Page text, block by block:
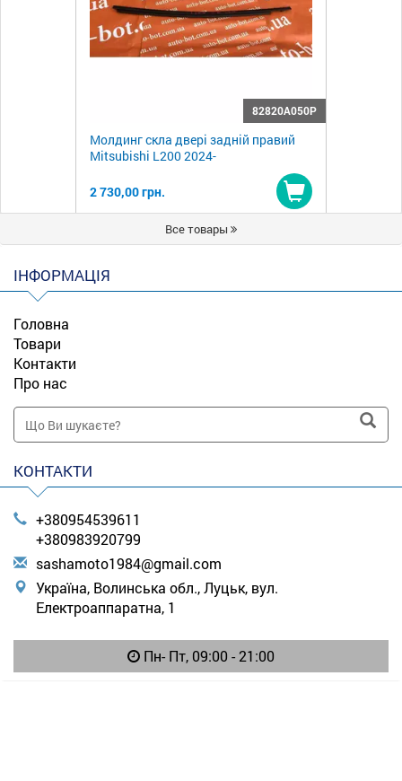
82820A050P
Молдинг скла двері задній правий
Mitsubishi L200 2024-
2 730,00 грн.
Купити
Все товары
ІНФОРМАЦІЯ
Головна
Товари
Контакти
Про нас
КОНТАКТИ
+380954539611
+380983920799
sashamoto1984@gmail.com
Україна, Волинська обл., Луцьк, вул.
Електроаппаратна, 1
Пн- Пт, 09:00 - 21:00